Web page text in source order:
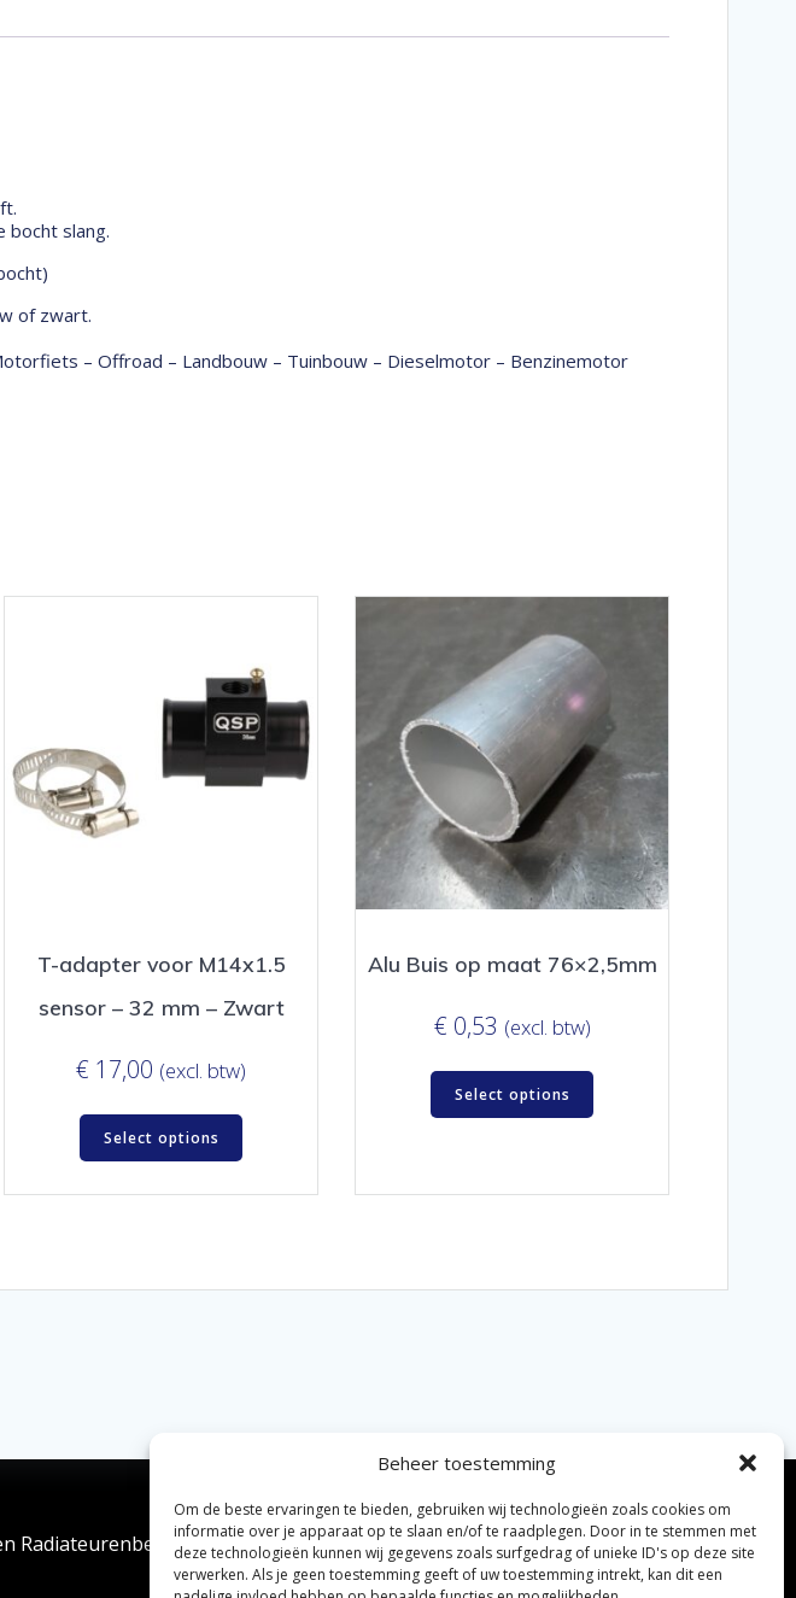
Beheer toestemming
Om de beste ervaringen te bieden, gebruiken wij technologieën zoals cookies om
informatie over je apparaat op te slaan en/of te raadplegen. Door in te stemmen met
deze technologieën kunnen wij gegevens zoals surfgedrag of unieke ID's op deze site
verwerken. Als je geen toestemming geeft of uw toestemming intrekt, kan dit een
bocht slang.
of zwart.
– Offroad – Landbouw – Tuinbouw – Dieselmotor – Benzinemotor
T-adapter voor M14x1.5
sensor – 32 mm – Zwart
€ 17,00 (excl. btw)
Select options
Alu Buis op maat 76×2,5mm
€ 0,53 (excl. btw)
Select options
Radiateurenbedrijf.